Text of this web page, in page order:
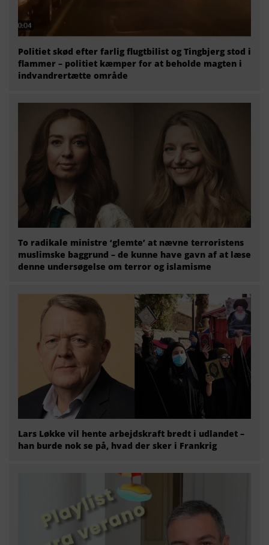
Politiet skød efter farlig flugtbilist og Tingbjerg stod i
flammer – politiet kæmper for at beholde magten i
indvandrertætte område
To radikale ministre ‘glemte’ at nævne terroristens
muslimske baggrund – de kunne have gavn af at læse
denne undersøgelse om terror og islamisme
Lars Løkke vil hente arbejdskraft bredt i udlandet –
han burde nok se på, hvad der sker i Frankrig